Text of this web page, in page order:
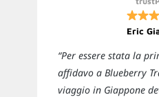
Eric
“Per essere stata la
affidavo a Blueberry
viaggio in Giappone